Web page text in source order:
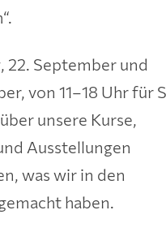
22. September und
von 11–18 Uhr für
unsere Kurse,
Ausstellungen
was wir in den
haben.